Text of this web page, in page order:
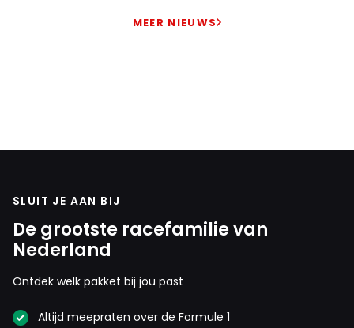
MEER NIEUWS
SLUIT JE AAN BIJ
De grootste racefamilie van
Nederland
Ontdek welk pakket bij jou past
Altijd meepraten over de Formule 1